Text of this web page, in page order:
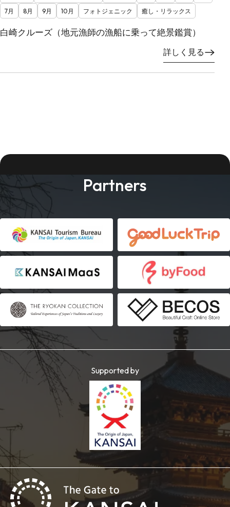
7月
8月 9月 10月 フォトジェニック 癒し・リラックス
白崎クルーズ（地元漁師の漁船に乗って絶景鑑賞）
詳しく見る
Partners
Supported by